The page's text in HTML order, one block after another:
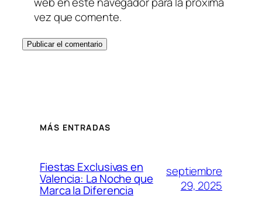
vez que comente.
MÁS ENTRADAS
Fiestas Exclusivas en
Valencia: La Noche que
Marca la Diferencia
septiembre
29, 2025